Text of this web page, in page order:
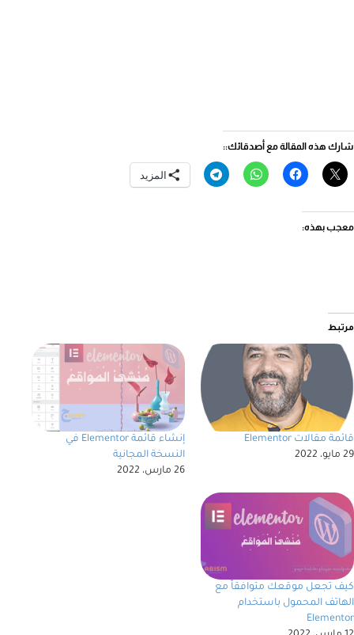
شارك هذه المقالة مع أصدقائك::
المزيد
معجب بهذه:
مرتبط
قائمة مقالات Elementor
29 مايو، 2022
إنشاء قائمة Elementor في
النسخة المجانية
26 مارس، 2022
كيف تجعل موقعك متوافقاً مع
الهاتف المحمول باستخدام
Elementor